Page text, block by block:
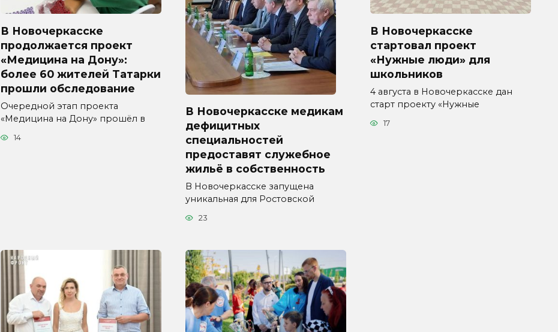
В Новочеркасске
продолжается проект
«Медицина на Дону»:
более 60 жителей Татарки
прошли обследование
Очередной этап проекта
«Медицина на Дону» прошёл в
14
В Новочеркасске медикам
дефицитных
специальностей
предоставят служебное
жильё в собственность
В Новочеркасске запущена
уникальная для Ростовской
23
В Новочеркасске
стартовал проект
«Нужные люди» для
школьников
4 августа в Новочеркасске дан
старт проекту «Нужные
17